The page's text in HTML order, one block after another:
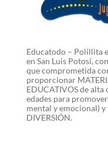
Educatodo – Polillita
en San Luis Potosí,
que comprometida
proporcionar
EDUCATIVOS de alta
edades para
mental y emocional) y
DIVERSIÓN.